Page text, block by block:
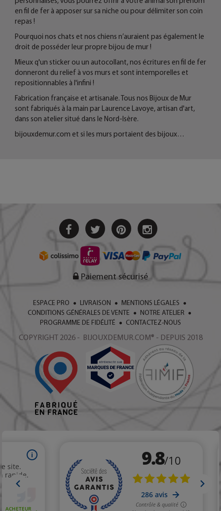
en fil de fer à apposer sur sa niche ou pour délimiter son coin
repas !
Pourquoi nos chats et nos chiens n’auraient pas également le
droit de posséder leur propre bijou de mur !
Mieux q'un sticker ou un autocollant, nos écritures en fil de fer
donneront du relief à vos murs et sont intemporelles et
repositionnables à l'infini !
Fabrication française et artisanale. Tous nos Bijoux de Mur
sont fabriqués à la main par Laurence Lavoye, artisan d'art,
dans son atelier situé dans le Nord-Isère.
bijouxdemur.com et si les murs portaient des bijoux…
Paiement sécurisé
ESPACE PRO LIVRAISON
MENTIONS LÉGALES
CONDITIONS GÉNÉRALES DE VENTE
NOTRE ATELIER
PROGRAMME DE FIDÉLITÉ
CONTACTEZ-NOUS
COPYRIGHT 2026 - BIJOUXDEMUR.COM® - DEPUIS 2018